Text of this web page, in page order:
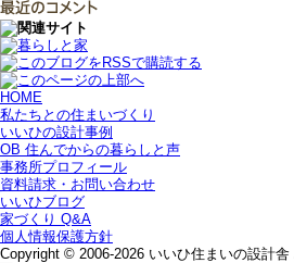
HOME
私たちとの住まいづくり
いいひの設計事例
OB 住んでからの暮らしと声
事務所プロフィール
資料請求・お問い合わせ
いいひブログ
家づくり Q&A
個人情報保護方針
Copyright © 2006-2026 いいひ住まいの設計